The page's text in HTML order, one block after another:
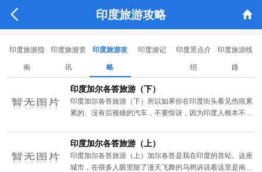
 印度旅游攻略 
印度旅游指
南
印度旅游资
讯
印度旅游攻
略
印度游记 印度景点介
绍
印度旅游线
路
印度加尔各答旅游（下）
印度加尔各答旅游（下）所以如果你在印度街头看见伤痕累
累的、没有后视镜的汽车，不要惊讶，因为印度人根本不在
印度加尔各答旅游（上）
印度加尔各答旅游（上）加尔各答是我在印度的首站。这座
城市，在很多人眼里除了漫天飞舞的乌鸦诉说着这里是南亚